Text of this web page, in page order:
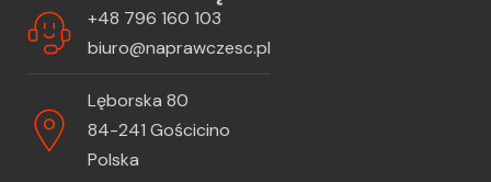
+48 796 160 103
biuro@naprawczesc.pl
Lęborska 80
84-241 Gościcino
Polska